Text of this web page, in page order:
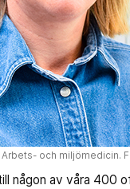
och miljömedicin.
någon av våra